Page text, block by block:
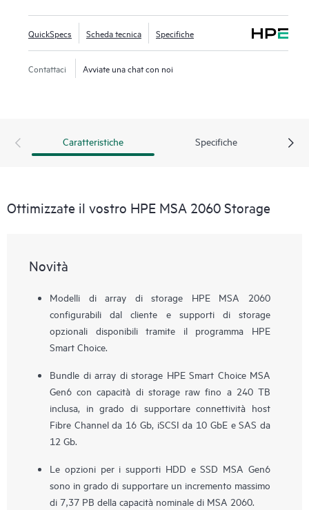
QuickSpecs Scheda tecnica Specifiche
Contattaci Avviate una chat con noi
Caratteristiche Specifiche
Ottimizzate il vostro HPE MSA 2060 Storage
Novità
Modelli di array di storage HPE MSA 2060
configurabili dal cliente e supporti di storage
opzionali disponibili tramite il programma HPE
Smart Choice.
Bundle di array di storage HPE Smart Choice MSA
Gen6 con capacità di storage raw fino a 240 TB
inclusa, in grado di supportare connettività host
Fibre Channel da 16 Gb, iSCSI da 10 GbE e SAS da
12 Gb.
Le opzioni per i supporti HDD e SSD MSA Gen6
sono in grado di supportare un incremento massimo
di 7,37 PB della capacità nominale di MSA 2060.